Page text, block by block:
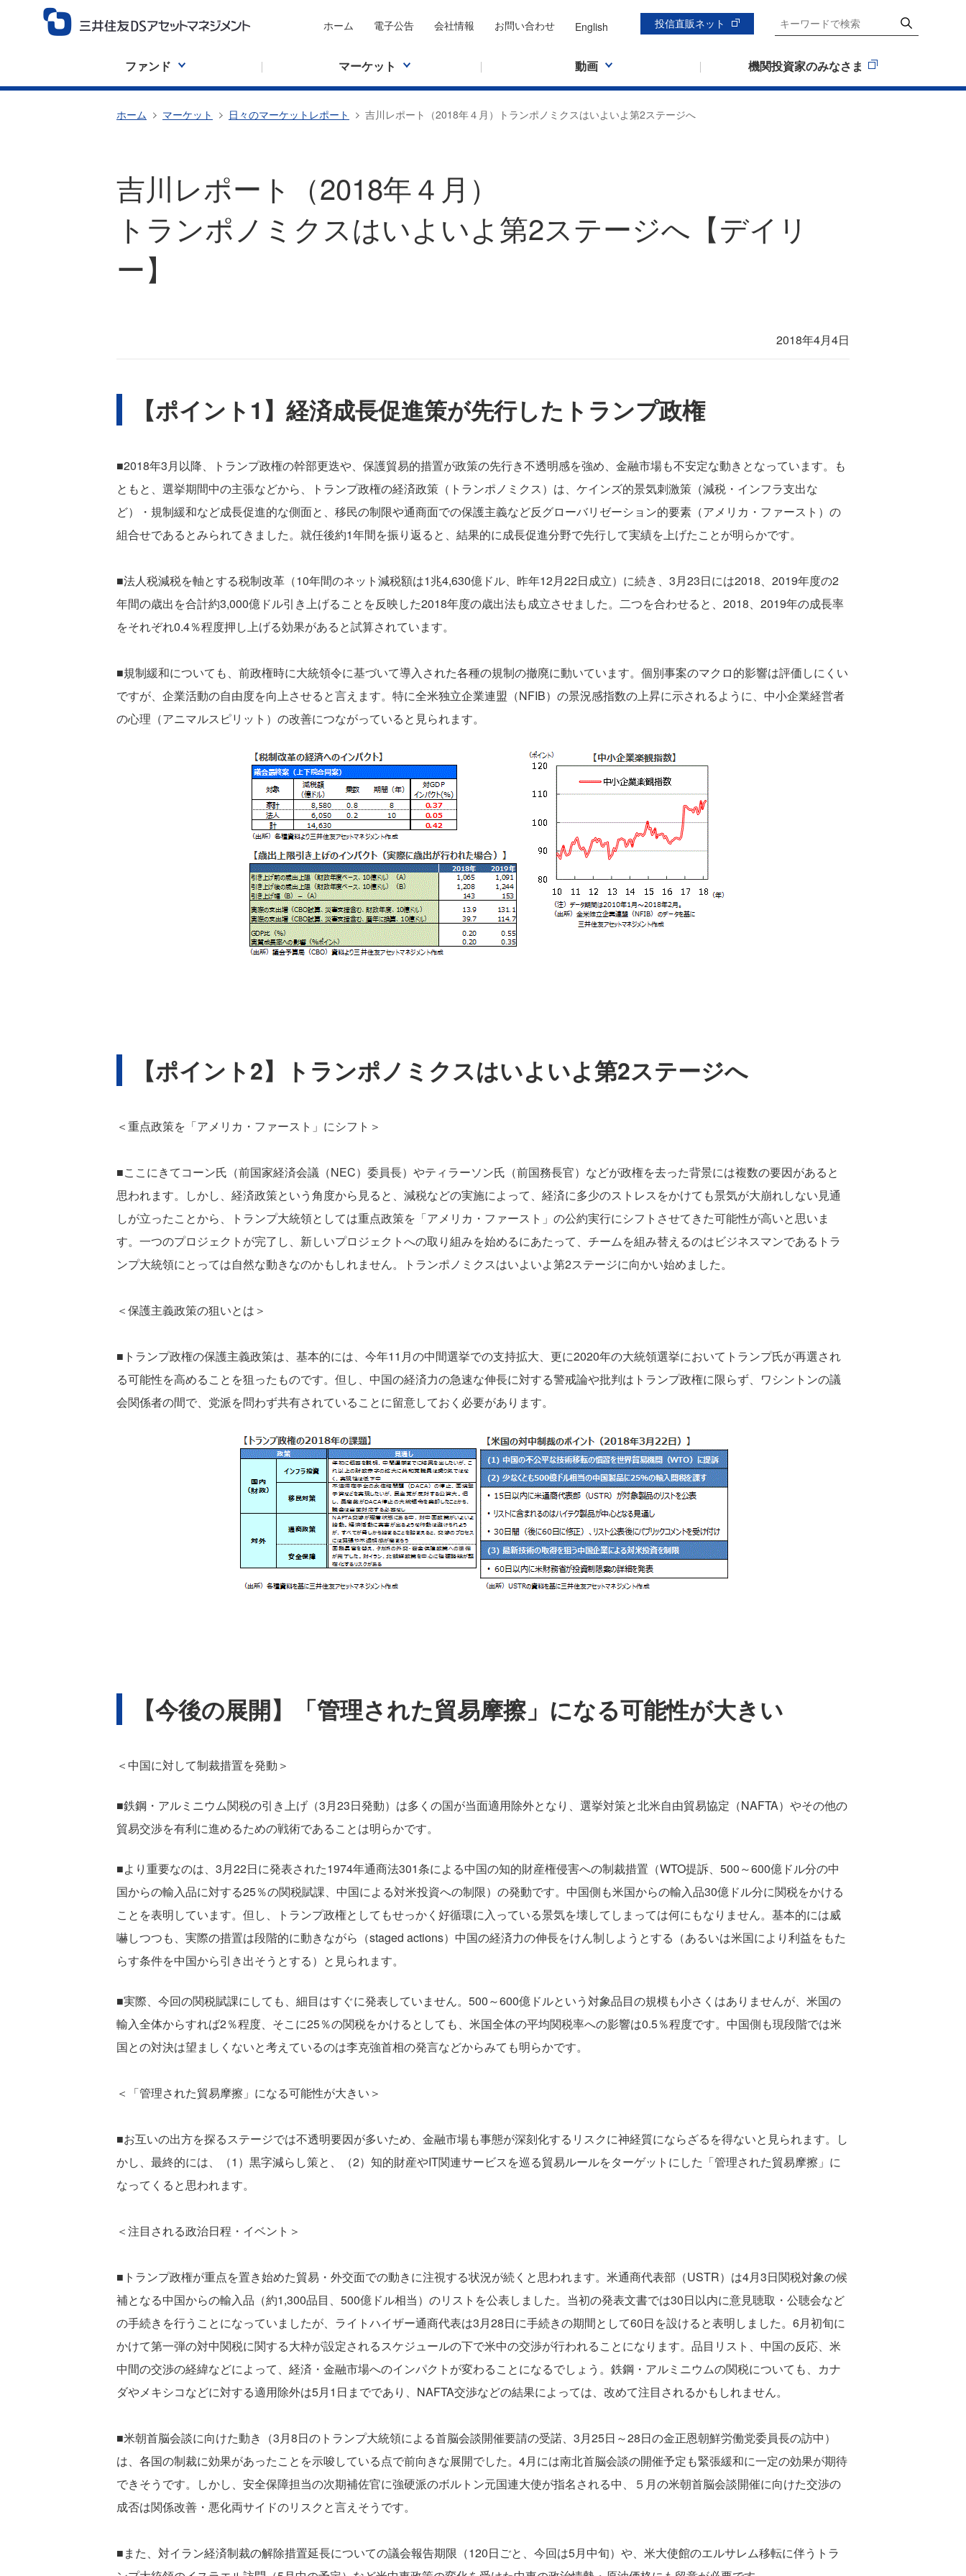
ホーム 電子公告 会社情報 お問い合わせ English 投信直販ネット
ファンド マーケット 動画 機関投資家のみなさま
ホーム マーケット 日々のマーケットレポート 吉川レポート（2018年４月）トランポノミクスはいよいよ第2ステージへ
吉川レポート（2018年４月）
トランポノミクスはいよいよ第2ステージへ【デイリ
ー】
2018年4月4日
【ポイント1】経済成長促進策が先行したトランプ政権
■2018年3月以降、トランプ政権の幹部更迭や、保護貿易的措置が政策の先行き不透明感を強め、金融市場も不安定な動きとなっています。も
ともと、選挙期間中の主張などから、トランプ政権の経済政策（トランポノミクス）は、ケインズ的景気刺激策（減税・インフラ支出な
ど）・規制緩和など成長促進的な側面と、移民の制限や通商面での保護主義など反グローバリゼーション的要素（アメリカ・ファースト）の
組合せであるとみられてきました。就任後約1年間を振り返ると、結果的に成長促進分野で先行して実績を上げたことが明らかです。
■法人税減税を軸とする税制改革（10年間のネット減税額は1兆4,630億ドル、昨年12月22日成立）に続き、3月23日には2018、2019年度の2
年間の歳出を合計約3,000億ドル引き上げることを反映した2018年度の歳出法も成立させました。二つを合わせると、2018、2019年の成長率
をそれぞれ0.4％程度押し上げる効果があると試算されています。
■規制緩和についても、前政権時に大統領令に基づいて導入された各種の規制の撤廃に動いています。個別事案のマクロ的影響は評価しにくい
ですが、企業活動の自由度を向上させると言えます。特に全米独立企業連盟（NFIB）の景況感指数の上昇に示されるように、中小企業経営者
の心理（アニマルスピリット）の改善につながっていると見られます。
【ポイント2】トランポノミクスはいよいよ第2ステージへ
＜重点政策を「アメリカ・ファースト」にシフト＞
■ここにきてコーン氏（前国家経済会議（NEC）委員長）やティラーソン氏（前国務長官）などが政権を去った背景には複数の要因があると
思われます。しかし、経済政策という角度から見ると、減税などの実施によって、経済に多少のストレスをかけても景気が大崩れしない見通
しが立ったことから、トランプ大統領としては重点政策を「アメリカ・ファースト」の公約実行にシフトさせてきた可能性が高いと思いま
す。一つのプロジェクトが完了し、新しいプロジェクトへの取り組みを始めるにあたって、チームを組み替えるのはビジネスマンであるトラ
ンプ大統領にとっては自然な動きなのかもしれません。トランポノミクスはいよいよ第2ステージに向かい始めました。
＜保護主義政策の狙いとは＞
■トランプ政権の保護主義政策は、基本的には、今年11月の中間選挙での支持拡大、更に2020年の大統領選挙においてトランプ氏が再選され
る可能性を高めることを狙ったものです。但し、中国の経済力の急速な伸長に対する警戒論や批判はトランプ政権に限らず、ワシントンの議
会関係者の間で、党派を問わず共有されていることに留意しておく必要があります。
【今後の展開】「管理された貿易摩擦」になる可能性が大きい
＜中国に対して制裁措置を発動＞
■鉄鋼・アルミニウム関税の引き上げ（3月23日発動）は多くの国が当面適用除外となり、選挙対策と北米自由貿易協定（NAFTA）やその他の
貿易交渉を有利に進めるための戦術であることは明らかです。
■より重要なのは、3月22日に発表された1974年通商法301条による中国の知的財産権侵害への制裁措置（WTO提訴、500～600億ドル分の中
国からの輸入品に対する25％の関税賦課、中国による対米投資への制限）の発動です。中国側も米国からの輸入品30億ドル分に関税をかける
ことを表明しています。但し、トランプ政権としてもせっかく好循環に入っている景気を壊してしまっては何にもなりません。基本的には威
嚇しつつも、実際の措置は段階的に動きながら（staged actions）中国の経済力の伸長をけん制しようとする（あるいは米国により利益をもた
らす条件を中国から引き出そうとする）と見られます。
■実際、今回の関税賦課にしても、細目はすぐに発表していません。500～600億ドルという対象品目の規模も小さくはありませんが、米国の
輸入全体からすれば2％程度、そこに25％の関税をかけるとしても、米国全体の平均関税率への影響は0.5％程度です。中国側も現段階では米
国との対決は望ましくないと考えているのは李克強首相の発言などからみても明らかです。
＜「管理された貿易摩擦」になる可能性が大きい＞
■お互いの出方を探るステージでは不透明要因が多いため、金融市場も事態が深刻化するリスクに神経質にならざるを得ないと見られます。し
かし、最終的には、（1）黒字減らし策と、（2）知的財産やIT関連サービスを巡る貿易ルールをターゲットにした「管理された貿易摩擦」に
なってくると思われます。
＜注目される政治日程・イベント＞
■トランプ政権が重点を置き始めた貿易・外交面での動きに注視する状況が続くと思われます。米通商代表部（USTR）は4月3日関税対象の候
補となる中国からの輸入品（約1,300品目、500億ドル相当）のリストを公表しました。当初の発表文書では30日以内に意見聴取・公聴会など
の手続きを行うことになっていましたが、ライトハイザー通商代表は3月28日に手続きの期間として60日を設けると表明しました。6月初旬に
かけて第一弾の対中関税に関する大枠が設定されるスケジュールの下で米中の交渉が行われることになります。品目リスト、中国の反応、米
中間の交渉の経緯などによって、経済・金融市場へのインパクトが変わることになるでしょう。鉄鋼・アルミニウムの関税についても、カナ
ダやメキシコなどに対する適用除外は5月1日までであり、NAFTA交渉などの結果によっては、改めて注目されるかもしれません。
■米朝首脳会談に向けた動き（3月8日のトランプ大統領による首脳会談開催要請の受諾、3月25日～28日の金正恩朝鮮労働党委員長の訪中）
は、各国の制裁に効果があったことを示唆している点で前向きな展開でした。4月には南北首脳会談の開催予定も緊張緩和に一定の効果が期待
できそうです。しかし、安全保障担当の次期補佐官に強硬派のボルトン元国連大使が指名される中、５月の米朝首脳会談開催に向けた交渉の
成否は関係改善・悪化両サイドのリスクと言えそうです。
■また、対イラン経済制裁の解除措置延長についての議会報告期限（120日ごと、今回は5月中旬）や、米大使館のエルサレム移転に伴うトラ